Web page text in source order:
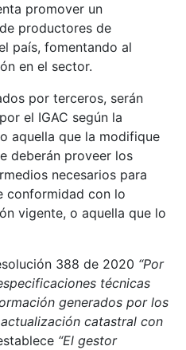
promover un
productores de
país, fomentando al
en el sector.
por terceros, serán
el IGAC según la
aquella que la modifique
deberán proveer los
necesarios para
conformidad con lo
vigente, o aquella que lo
388 de 2020 “Por
técnicas
generados por los
catastral con
“El gestor